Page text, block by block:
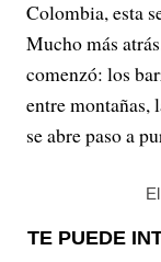
Colombia, esta
Mucho más
comenzó: los
entre montañas,
se abre paso a
TE PUEDE